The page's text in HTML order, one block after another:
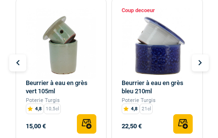
Beurrier à eau en grès
vert 105ml
Poterie Turgis
4,8 10,5cl
15,00 €
Coup de
Beurrier à eau en grès
bleu 210ml
Poterie Turgis
4,8 21cl
22,50 €
chevron_left chevron_right